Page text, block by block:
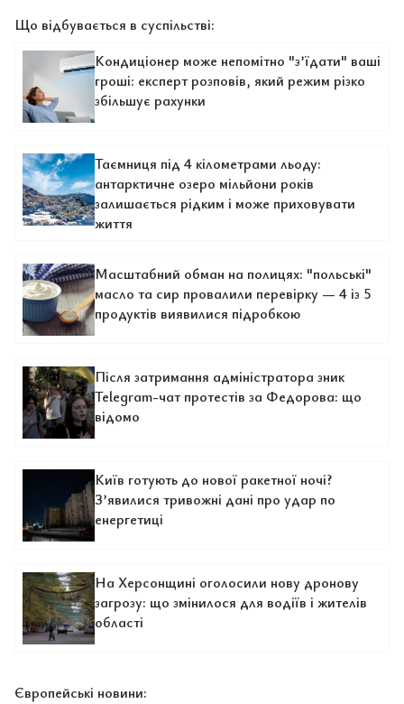
Що відбувається в суспільстві:
Кондиціонер може непомітно "з’їдати" ваші
гроші: експерт розповів, який режим різко
збільшує рахунки
Таємниця під 4 кілометрами льоду:
антарктичне озеро мільйони років
залишається рідким і може приховувати
життя
Масштабний обман на полицях: "польські"
масло та сир провалили перевірку — 4 із 5
продуктів виявилися підробкою
Після затримання адміністратора зник
Telegram-чат протестів за Федорова: що
відомо
Київ готують до нової ракетної ночі?
З’явилися тривожні дані про удар по
енергетиці
На Херсонщині оголосили нову дронову
загрозу: що змінилося для водіїв і жителів
області
Європейські новини: